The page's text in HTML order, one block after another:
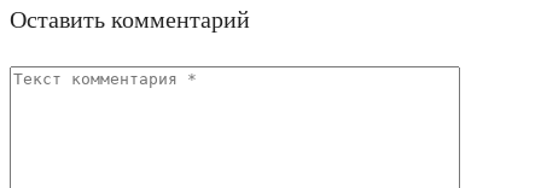
Оставить комментарий